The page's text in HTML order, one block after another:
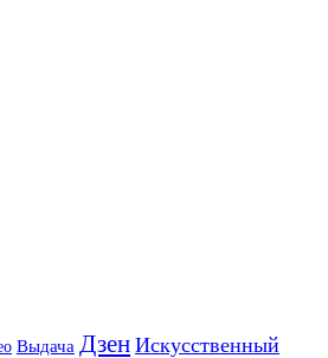
Выдача Дзен Искусственный